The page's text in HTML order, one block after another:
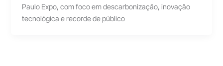
Paulo Expo, com foco em descarbonização, inovação
tecnológica e recorde de público